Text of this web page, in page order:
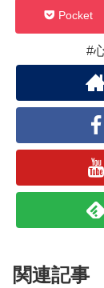
Pocket
#
関連記事